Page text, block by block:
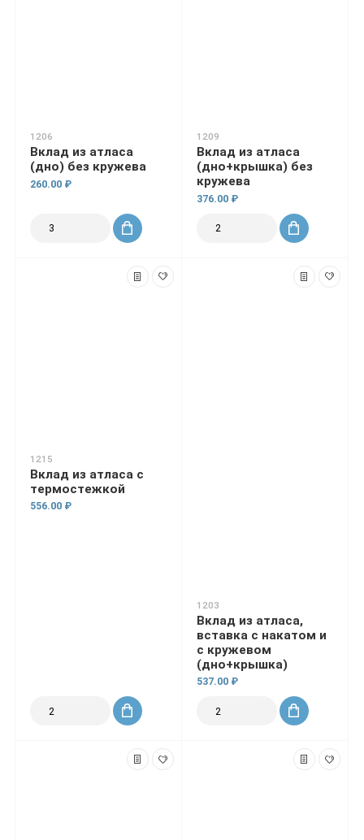
1206
Вклад из атласа
(дно) без кружева
260.00 ₽
1209
Вклад из атласа
(дно+крышка) без
кружева
376.00 ₽
1215
Вклад из атласа с
термостежкой
556.00 ₽
1203
Вклад из атласа,
вставка с накатом и
с кружевом
(дно+крышка)
537.00 ₽